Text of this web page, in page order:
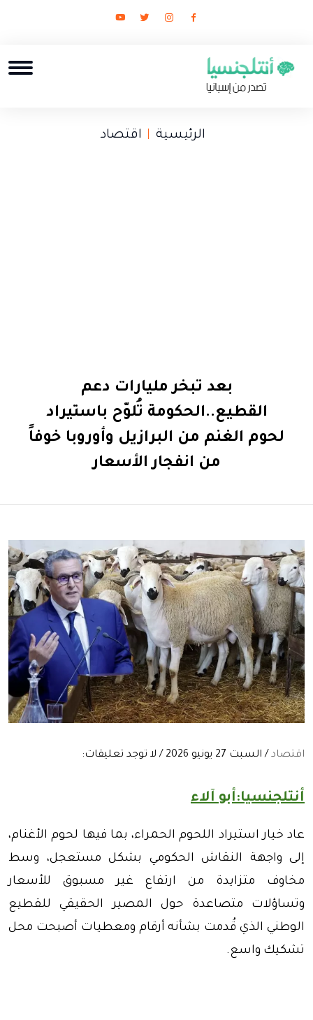
الرئيسية اقتصاد
بعد تبخر مليارات دعم
القطيع..الحكومة تُلوّح باستيراد
لحوم الغنم من البرازيل وأوروبا خوفاً
من انفجار الأسعار
اقتصاد / السبت 27 يونيو 2026 / لا توجد تعليقات:
أنتلجنسيا:أبو آلاء
عاد خيار استيراد اللحوم الحمراء، بما فيها لحوم الأغنام،
إلى واجهة النقاش الحكومي بشكل مستعجل، وسط
مخاوف متزايدة من ارتفاع غير مسبوق للأسعار
وتساؤلات متصاعدة حول المصير الحقيقي للقطيع
الوطني الذي قُدمت بشأنه أرقام ومعطيات أصبحت محل
تشكيك واسع.